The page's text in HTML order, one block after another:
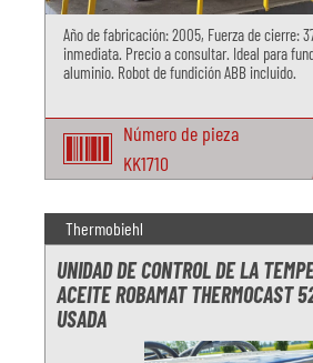
Año de fabricación: 2005, Fuerza de cierre:
inmediata. Precio a consultar. Ideal para
aluminio. Robot de fundición ABB incluido.
Número de pieza
KK1710
Thermobiehl
UNIDAD DE CONTROL DE LA
ACEITE ROBAMAT THERMOCAST
USADA